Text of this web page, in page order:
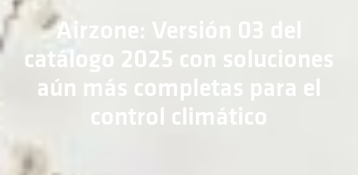
Airzone: Versión 03 del
catálogo 2025 con soluciones
aún más completas para el
control climático